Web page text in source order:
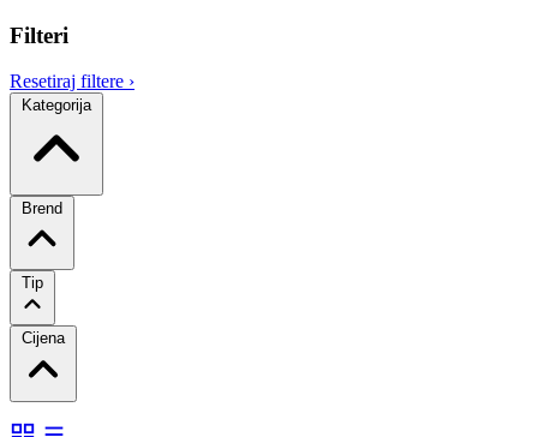
Filteri
Resetiraj filtere ›
Kategorija
Brend
Tip
Cijena